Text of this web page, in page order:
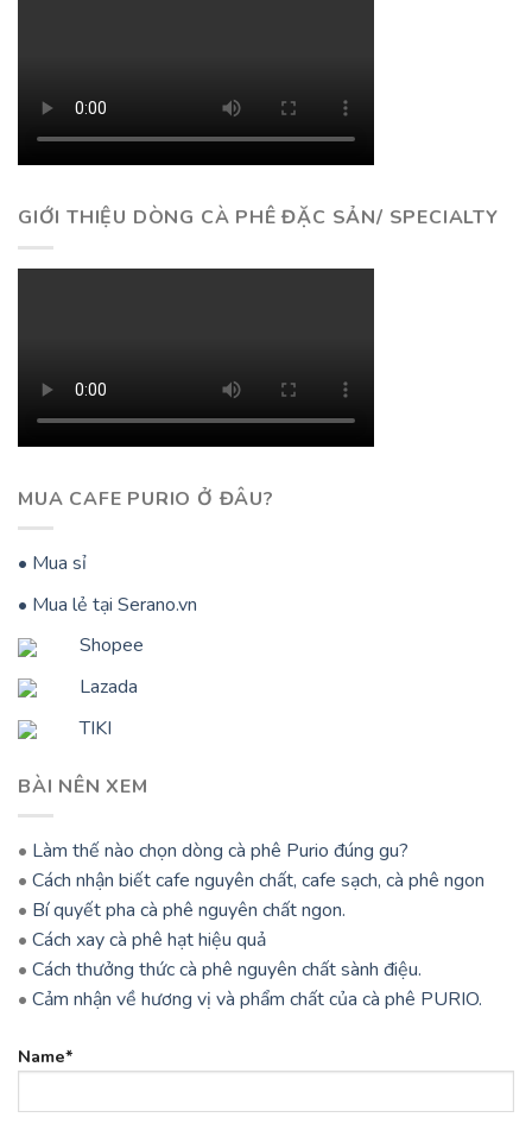
GIỚI THIỆU DÒNG CÀ PHÊ ĐẶC SẢN/ SPECIALTY
MUA CAFE PURIO Ở ĐÂU?
• Mua sỉ
• Mua lẻ tại Serano.vn
Shopee
Lazada
TIKI
BÀI NÊN XEM
• Làm thế nào chọn dòng cà phê Purio đúng gu?
• Cách nhận biết cafe nguyên chất, cafe sạch, cà phê ngon
• Bí quyết pha cà phê nguyên chất ngon.
• Cách xay cà phê hạt hiệu quả
• Cách thưởng thức cà phê nguyên chất sành điệu.
• Cảm nhận về hương vị và phẩm chất của cà phê PURIO.
Name*